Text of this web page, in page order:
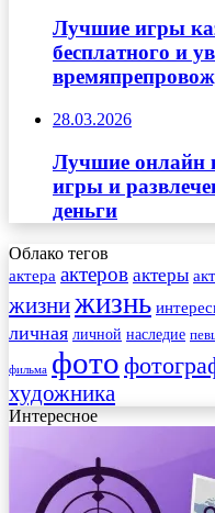
Лучшие игры
бесплатного и
28.03.2026
Лучшие онлайн
игры и
деньги
Облако тегов
актера актеров актеры
жизнижизнь
личная личной наследие
фильма фото
художника
Интересное